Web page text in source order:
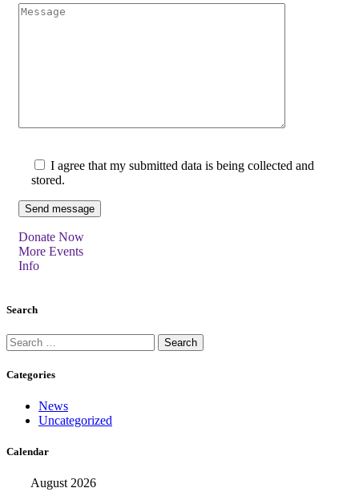
I agree that my submitted data is being collected and
stored.
Donate Now
More Events
Info
Search
Categories
News
Uncategorized
Calendar
August 2026